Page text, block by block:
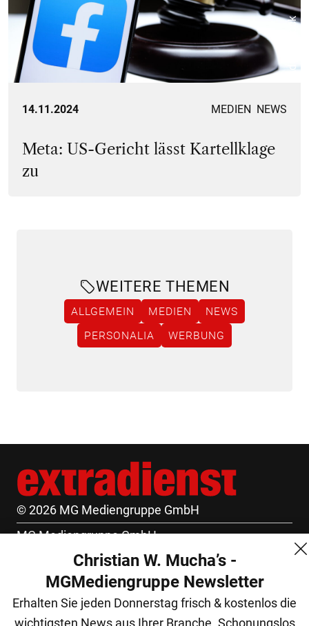
14.11.2024 MEDIEN NEWS
Meta: US-Gericht lässt Kartellklage
zu
WEITERE THEMEN
ALLGEMEIN MEDIEN
NEWS
PERSONALIA
WERBUNG
© 2026 MG Mediengruppe GmbH
MG Mediengruppe GmbH
Burgring 1/7
1010 Wien
+43 (1) 522 14 14
Christian W. Mucha’s -
MGMediengruppe Newsletter
Erhalten Sie jeden Donnerstag frisch & kostenlos die
wichtigsten News aus Ihrer Branche. Schonungslos